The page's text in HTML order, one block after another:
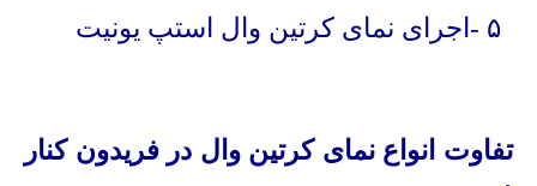
۵ -اجرای نمای کرتین وال استپ یونیت
تفاوت انواع نمای کرتین وال در فریدون کنار